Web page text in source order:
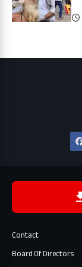
Contact
Board Of Directors